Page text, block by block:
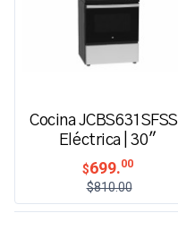
Cocina JCBS631SFSS |
Eléctrica | 30"
$699.00
$810.00